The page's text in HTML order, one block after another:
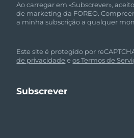
Ao carregar em «Subscrever»,
de marketing da FOREO.
a minha subscrição a qualquer
Este site é protegido por
de privacidade eos Termos de